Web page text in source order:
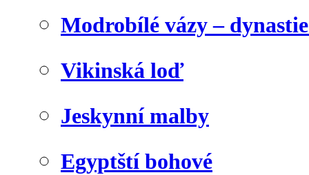
Modrobílé vázy –
Vikinská loď
Jeskynní malby
Egyptští bohové